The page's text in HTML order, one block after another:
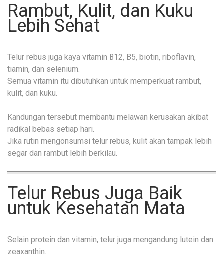
Rambut, Kulit, dan Kuku
Lebih Sehat
Telur rebus juga kaya vitamin B12, B5, biotin, riboflavin,
tiamin, dan selenium.
Semua vitamin itu dibutuhkan untuk memperkuat rambut,
kulit, dan kuku.
Kandungan tersebut membantu melawan kerusakan akibat
radikal bebas setiap hari.
Jika rutin mengonsumsi telur rebus, kulit akan tampak lebih
segar dan rambut lebih berkilau.
Telur Rebus Juga Baik
untuk Kesehatan Mata
Selain protein dan vitamin, telur juga mengandung lutein dan
zeaxanthin.